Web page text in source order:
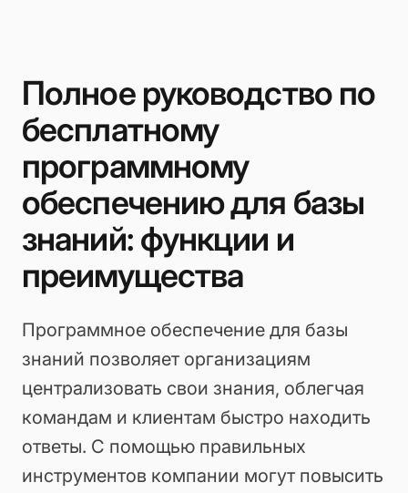
Полное руководство по
бесплатному
программному
обеспечению для базы
знаний: функции и
преимущества
Программное обеспечение для базы
знаний позволяет организациям
централизовать свои знания, облегчая
командам и клиентам быстро находить
ответы. С помощью правильных
инструментов компании могут повысить